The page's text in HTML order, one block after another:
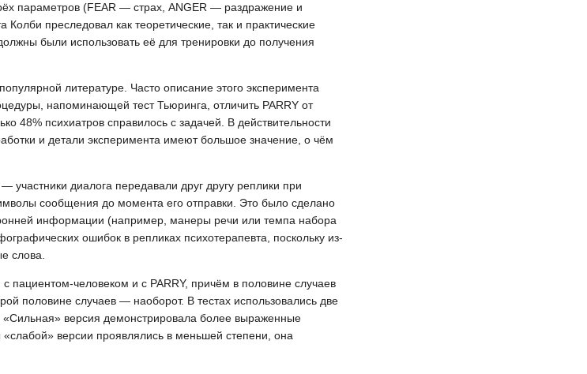
параметров (FEAR — страх, ANGER — раздражение и
преследовал как теоретические, так и практические
были использовать её для тренировки до получения
литературе. Часто описание этого эксперимента
напоминающей тест Тьюринга, отличить PARRY от
48% психиатров справилось с задачей. В действительности
и детали эксперимента имеют большое значение, о чём
диалога передавали друг другу реплики при
сообщения до момента его отправки. Это было сделано
информации (например, манеры речи или темпа набора
ошибок в репликах психотерапевта, поскольку из-
слова.
пациентом-человеком и с PARRY, причём в половине случаев
половине случаев — наоборот. В тестах использовались две
версия демонстрировала более выраженные
версии проявлялись в меньшей степени, она